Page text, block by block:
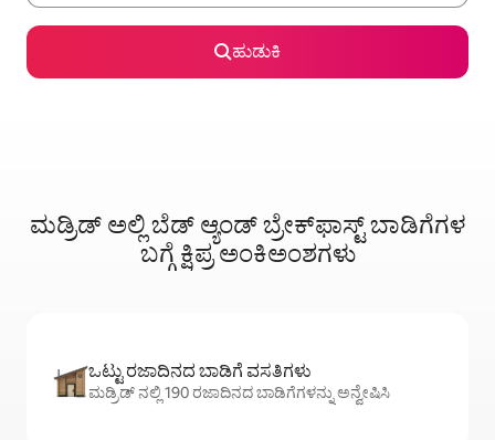
ಹುಡುಕಿ
ಮಡ್ರಿಡ್ ಅಲ್ಲಿ ಬೆಡ್ ಆ್ಯಂಡ್ ಬ್ರೇಕ್‌ಫಾಸ್ಟ್‌ ಬಾಡಿಗೆಗಳ
ಬಗ್ಗೆ ಕ್ಷಿಪ್ರ ಅಂಕಿಅಂಶಗಳು
ಒಟ್ಟು ರಜಾದಿನದ ಬಾಡಿಗೆ ವಸತಿಗಳು
ಮಡ್ರಿಡ್ ನಲ್ಲಿ 190 ರಜಾದಿನದ ಬಾಡಿಗೆಗಳನ್ನು ಅನ್ವೇಷಿಸಿ